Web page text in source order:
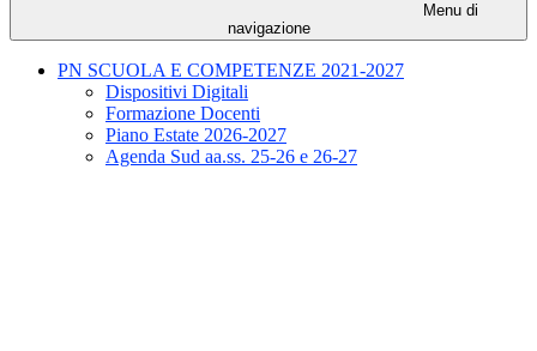
Menu di
navigazione
PN SCUOLA E COMPETENZE 2021-2027
Dispositivi Digitali
Formazione Docenti
Piano Estate 2026-2027
Agenda Sud aa.ss. 25-26 e 26-27